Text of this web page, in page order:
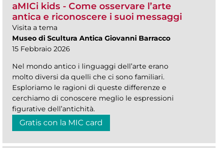
aMICi kids - Come osservare l’arte
antica e riconoscere i suoi messaggi
Visita a tema
Museo di Scultura Antica Giovanni Barracco
15 Febbraio 2026
Nel mondo antico i linguaggi dell’arte erano
molto diversi da quelli che ci sono familiari.
Esploriamo le ragioni di queste differenze e
cerchiamo di conoscere meglio le espressioni
figurative dell’antichità.
Gratis con la MIC card